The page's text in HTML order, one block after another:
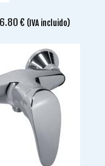
€ (IVA incluido)